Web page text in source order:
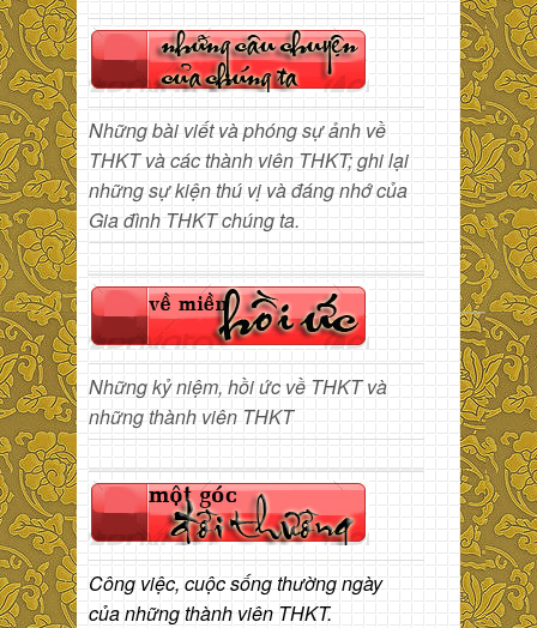
Những bài viết và phóng sự ảnh về
THKT và các thành viên THKT; ghi lại
những sự kiện thú vị và đáng nhớ của
Gia đình THKT chúng ta.
Những kỷ niệm, hồi ức về THKT và
những thành viên THKT
Công việc, cuộc sống thường ngày
của những thành viên THKT.